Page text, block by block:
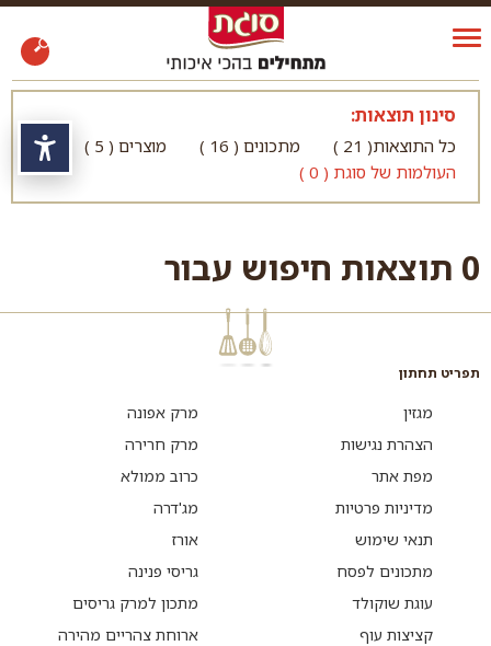
סינון תוצאות:
כל התוצאות( 21 ) מתכונים ( 16 )
מוצרים ( 5 )
העולמות של סוגת ( 0 )
0 תוצאות חיפוש עבור
תפריט תחתון
מגזין
הצהרת נגישות
מפת אתר
מדיניות פרטיות
תנאי שימוש
מתכונים לפסח
עוגת שוקולד
קציצות עוף
מרק אפונה
מרק חרירה
כרוב ממולא
מג'דרה
אורז
גריסי פנינה
מתכון למרק גריסים
ארוחת צהריים מהירה